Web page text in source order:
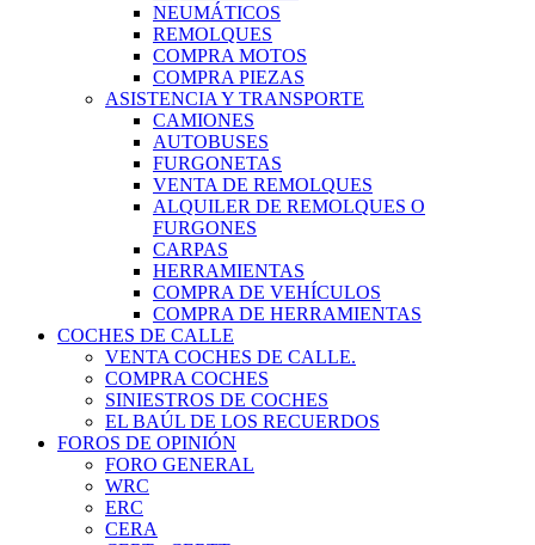
NEUMÁTICOS
REMOLQUES
COMPRA MOTOS
COMPRA PIEZAS
ASISTENCIA Y TRANSPORTE
CAMIONES
AUTOBUSES
FURGONETAS
VENTA DE REMOLQUES
ALQUILER DE REMOLQUES O
FURGONES
CARPAS
HERRAMIENTAS
COMPRA DE VEHÍCULOS
COMPRA DE HERRAMIENTAS
COCHES DE CALLE
VENTA COCHES DE CALLE.
COMPRA COCHES
SINIESTROS DE COCHES
EL BAÚL DE LOS RECUERDOS
FOROS DE OPINIÓN
FORO GENERAL
WRC
ERC
CERA